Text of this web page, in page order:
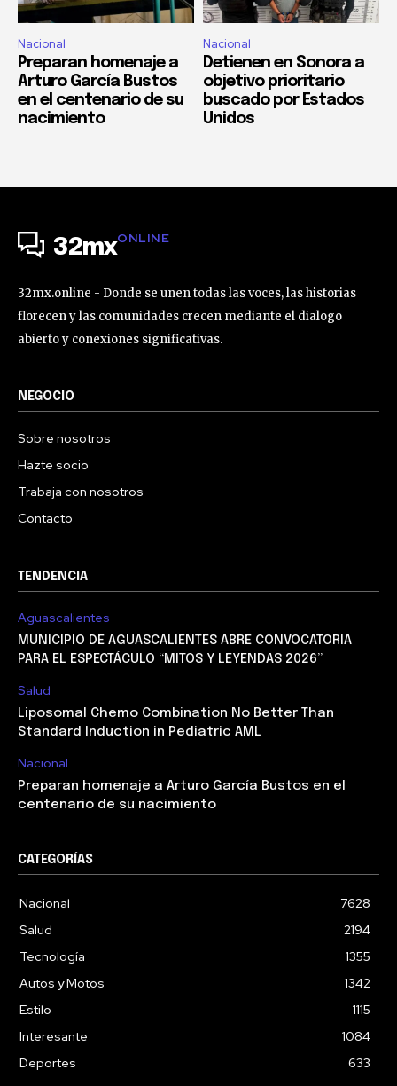
Nacional
Preparan homenaje a
Arturo García Bustos
en el centenario de su
nacimiento
Nacional
Detienen en Sonora a
objetivo prioritario
buscado por Estados
Unidos
32mxONLINE
32mx.online - Donde se unen todas las voces, las historias
florecen y las comunidades crecen mediante el dialogo
abierto y conexiones significativas.
NEGOCIO
Sobre nosotros
Hazte socio
Trabaja con nosotros
Contacto
TENDENCIA
Aguascalientes
MUNICIPIO DE AGUASCALIENTES ABRE CONVOCATORIA
PARA EL ESPECTÁCULO “MITOS Y LEYENDAS 2026”
Salud
Liposomal Chemo Combination No Better Than
Standard Induction in Pediatric AML
Nacional
Preparan homenaje a Arturo García Bustos en el
centenario de su nacimiento
CATEGORÍAS
Nacional
7628
Salud
2194
Tecnología
1355
Autos y Motos
1342
Estilo
1115
Interesante
1084
Deportes
633